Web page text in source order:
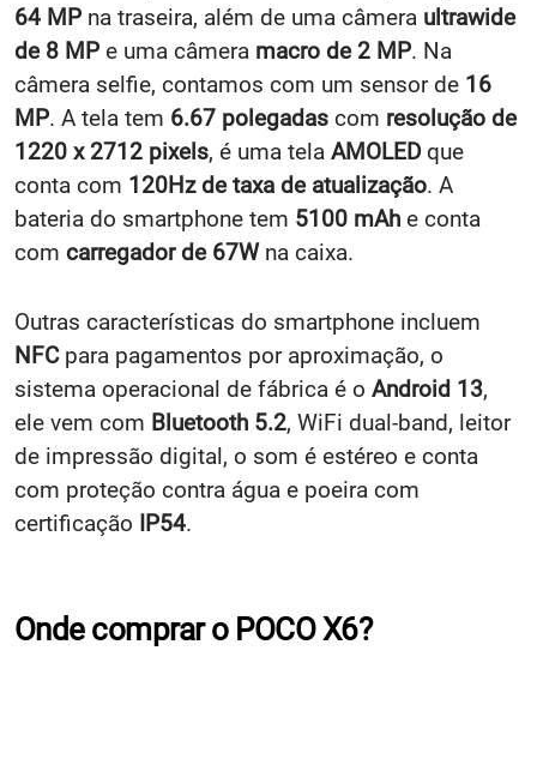
64 MP na traseira, além de uma câmera ultrawide
de 8 MP e uma câmera macro de 2 MP. Na
câmera selfie, contamos com um sensor de 16
MP. A tela tem 6.67 polegadas com resolução de
1220 x 2712 pixels, é uma tela AMOLED que
conta com 120Hz de taxa de atualização. A
bateria do smartphone tem 5100 mAh e conta
com carregador de 67Wna caixa.
Outras características do smartphone incluem
NFC para pagamentos por aproximação, o
sistema operacional de fábrica é o Android 13,
ele vem com Bluetooth 5.2, WiFi dual-band, leitor
de impressão digital, o som é estéreo e conta
com proteção contra água e poeira com
certificação IP54.
Onde comprar o POCO X6?